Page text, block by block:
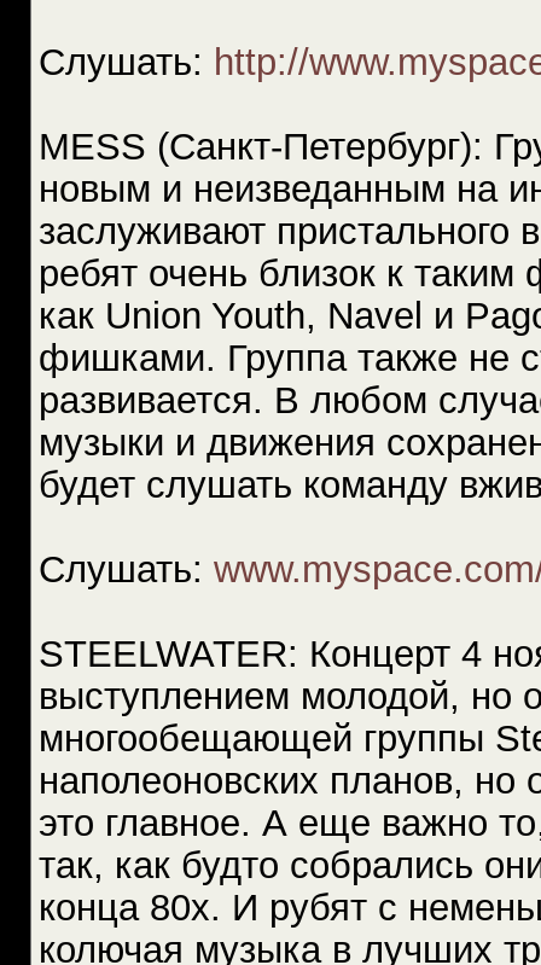
Слушать: http://
MESS (Санкт-Петербург):
новым и неизведанным на
заслуживают пристального
ребят очень близок к
как Union Youth, Navel и
фишками. Группа также не
развивается. В любом
музыки и движения
будет слушать команду
Слушать:
STEELWATER: Концерт 4
выступлением молодой, но
многообещающей группы
наполеоновских планов, но
это главное. А еще важно
так, как будто собрались
конца 80х. И рубят с
колючая музыка в лучших